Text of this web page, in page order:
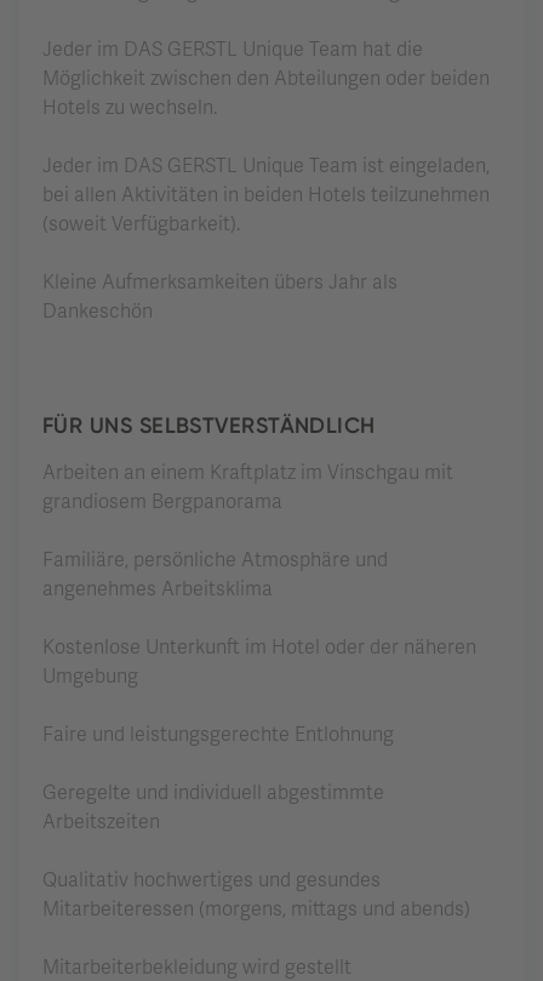
Jeder im DAS GERSTL Unique Team hat die
Möglichkeit zwischen den Abteilungen oder beiden
Hotels zu wechseln.
Jeder im DAS GERSTL Unique Team ist eingeladen,
bei allen Aktivitäten in beiden Hotels teilzunehmen
(soweit Verfügbarkeit).
Kleine Aufmerksamkeiten übers Jahr als
Dankeschön
FÜR UNS SELBSTVERSTÄNDLICH
Arbeiten an einem Kraftplatz im Vinschgau mit
grandiosem Bergpanorama
Familiäre, persönliche Atmosphäre und
angenehmes Arbeitsklima
Kostenlose Unterkunft im Hotel oder der näheren
Umgebung
Faire und leistungsgerechte Entlohnung
Geregelte und individuell abgestimmte
Arbeitszeiten
Qualitativ hochwertiges und gesundes
Mitarbeiteressen (morgens, mittags und abends)
Mitarbeiterbekleidung wird gestellt